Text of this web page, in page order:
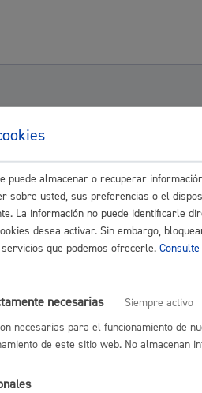
EH Bildu,
puede almacenar o recuperar
sobre usted, sus preferencias o el
La información no puede identificarle
desea activar. Sin embargo,
que podemos ofrecerle.
necesarias
Siempre activo
necesarias para el funcionamiento de
de este sitio web. No almacenan